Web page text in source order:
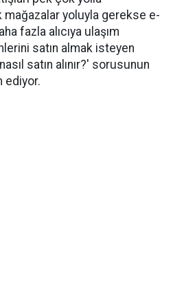
yoluyla gerekse e-
fazla alıcıya ulaşım
satın almak isteyen
satın alınır?' sorusunun
ediyor.